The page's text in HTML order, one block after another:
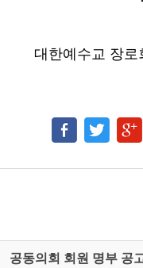
대한예수교 장
공동의회 회원 명부 공